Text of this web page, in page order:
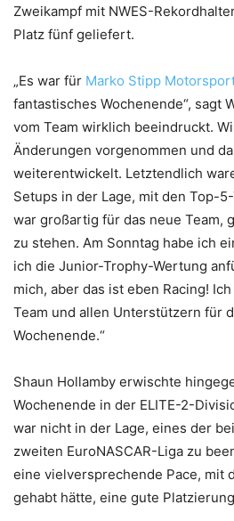
Zweikampf mit NWES-
Platz fünf geliefert.
„Es war für Marko Stipp
fantastisches Wochenende“, sagt
vom Team wirklich beeindruckt.
Änderungen vorgenommen und
weiterentwickelt. Letztendlich
Setups in der Lage, mit den Top-
war großartig für das neue Team,
zu stehen. Am Sonntag habe ich
ich die Junior-Trophy-Wertung
mich, aber das ist eben Racing!
Team und allen Unterstützern für
Wochenende.“
Shaun Hollamby erwischte
Wochenende in der ELITE-2-
war nicht in der Lage, eines der
zweiten EuroNASCAR-Liga zu
eine vielversprechende Pace, mit
gehabt hätte, eine gute